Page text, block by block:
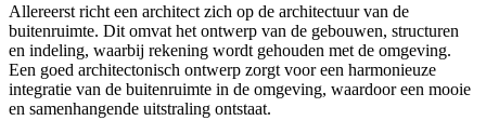
Allereerst richt een architect zich op de architectuur van de
buitenruimte. Dit omvat het ontwerp van de gebouwen, structuren
en indeling, waarbij rekening wordt gehouden met de omgeving.
Een goed architectonisch ontwerp zorgt voor een harmonieuze
integratie van de buitenruimte in de omgeving, waardoor een mooie
en samenhangende uitstraling ontstaat.